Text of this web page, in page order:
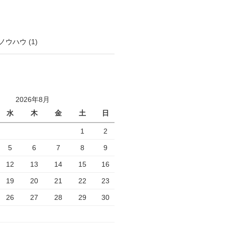
ウハウ (1)
2026年8月
水 木 金 土 日
1 2
5 6 7 8 9
12 13 14 15 16
19 20 21 22 23
26 27 28 29 30